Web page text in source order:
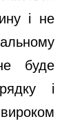
і не
буде
і